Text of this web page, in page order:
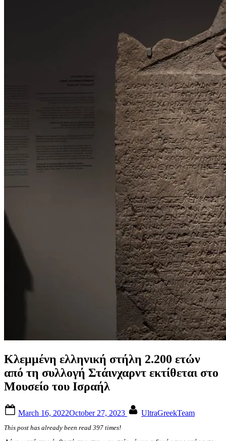
Κλεμμένη ελληνική στήλη 2.200 ετών
από τη συλλογή Στάινχαρντ εκτίθεται στο
Μουσείο του Ισραήλ
on
March 16, 2022October 27, 2023 UltraGreekTeam
This post has already been read 397 times!